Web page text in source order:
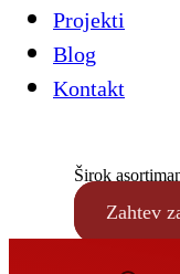
Projekti
Blog
Kontakt
Širok
Zahtev